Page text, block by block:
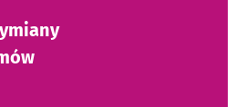
internetowej Instytutu